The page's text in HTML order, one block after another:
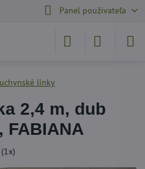
Panel používateľa
linky
2,4 m, dub
FABIANA
(1 x)